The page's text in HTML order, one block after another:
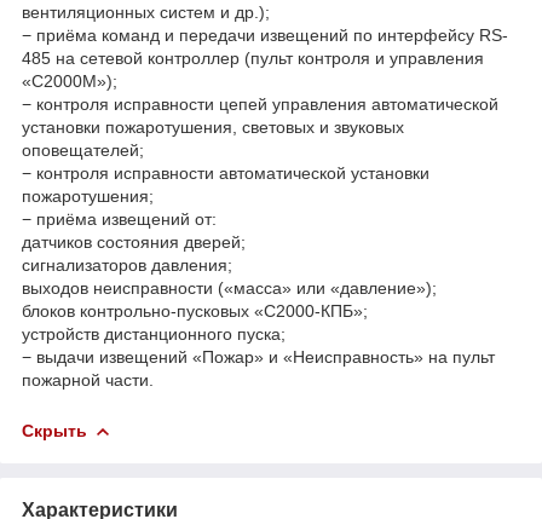
вентиляционных систем и др.);
− приёма команд и передачи извещений по интерфейсу RS-
485 на сетевой контроллер (пульт контроля и управления
«С2000М»);
− контроля исправности цепей управления автоматической
установки пожаротушения, световых и звуковых
оповещателей;
− контроля исправности автоматической установки
пожаротушения;
− приёма извещений от:
датчиков состояния дверей;
сигнализаторов давления;
выходов неисправности («масса» или «давление»);
блоков контрольно-пусковых «С2000-КПБ»;
устройств дистанционного пуска;
− выдачи извещений «Пожар» и «Неисправность» на пульт
пожарной части.
Скрыть
Характеристики